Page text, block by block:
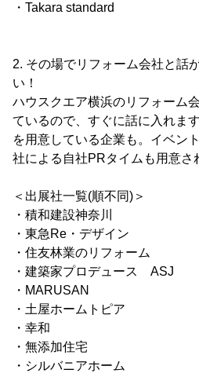
・Takara standard
2. その場でリフォーム会社と話
い！
ハウスクエア横浜のリフォーム
ているので、すぐに話に入れま
を用意している企業も。イベン
社による自社PRタイムも用意さ
＜出展社一覧(順不同)＞
・積和建設神奈川
・東急Re・デザイン
・住友林業のリフォーム
・建築家プロデュース ASJ
・MARUSAN
・土屋ホームトピア
・幸和
・無添加住宅
・シルバニアホーム